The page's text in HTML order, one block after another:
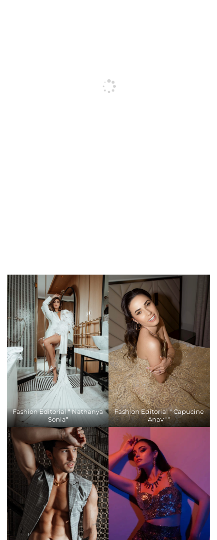
Fashion Editorial " Nathanya
Sonia"
Fashion Editorial " Capucine
Anav ""